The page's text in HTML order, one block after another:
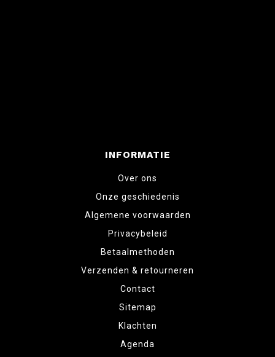
INFORMATIE
Over ons
Onze geschiedenis
Algemene voorwaarden
Privacybeleid
Betaalmethoden
Verzenden & retourneren
Contact
Sitemap
Klachten
Agenda